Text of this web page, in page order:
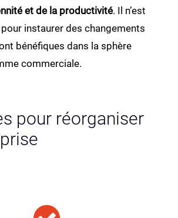
et de la productivité. Il n’est
instaurer des changements
bénéfiques dans la sphère
commerciale.
pour réorganiser